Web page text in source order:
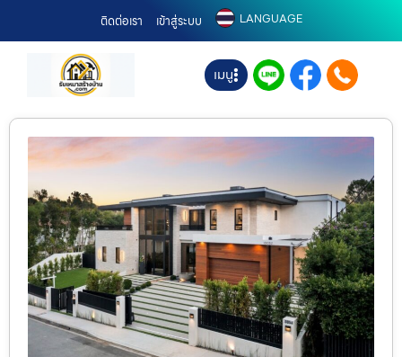
ติดต่อเรา เข้าสู่ระบบ LANGUAGE
เมนู